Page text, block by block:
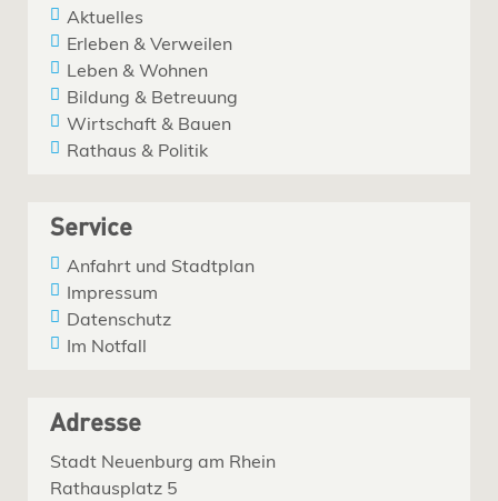
Aktuelles
Erleben & Verweilen
Leben & Wohnen
Bildung & Betreuung
Wirtschaft & Bauen
Rathaus & Politik
Service
Anfahrt und Stadtplan
Impressum
Datenschutz
Im Notfall
Adresse
Stadt Neuenburg am Rhein
Rathausplatz 5